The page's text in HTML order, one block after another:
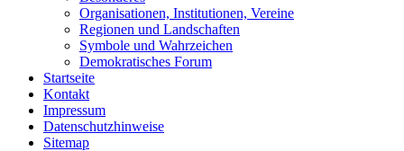
Organisationen, Institutionen, Vereine
Regionen und Landschaften
Symbole und Wahrzeichen
Demokratisches Forum
Startseite
Kontakt
Impressum
Datenschutzhinweise
Sitemap